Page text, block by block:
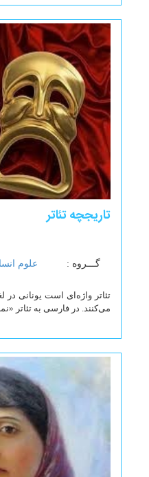
تاریجچه تئاتر
گـــروه : علوم
تئاتر واژه‌ای است یونانی در
می‌کنند. در فارسی به تئاتر